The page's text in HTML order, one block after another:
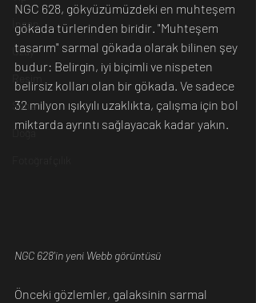
İnsan
Uzay
Sanat
Doğa
NGC 628, gökyüzümüzdeki en muhteşem
gökada türlerinden biridir. "Muhteşem
tasarım" sarmal gökada olarak bilinen şey
budur: Belirgin, iyi biçimli ve nispeten
belirsiz kolları olan bir gökada. Ve sadece
32 milyon ışıkyılı uzaklıkta, çalışma için bol
miktarda ayrıntı sağlayacak kadar yakın.
NGC 628'in yeni Webb görüntüsü
Önceki gözlemler, galaksinin sarmal